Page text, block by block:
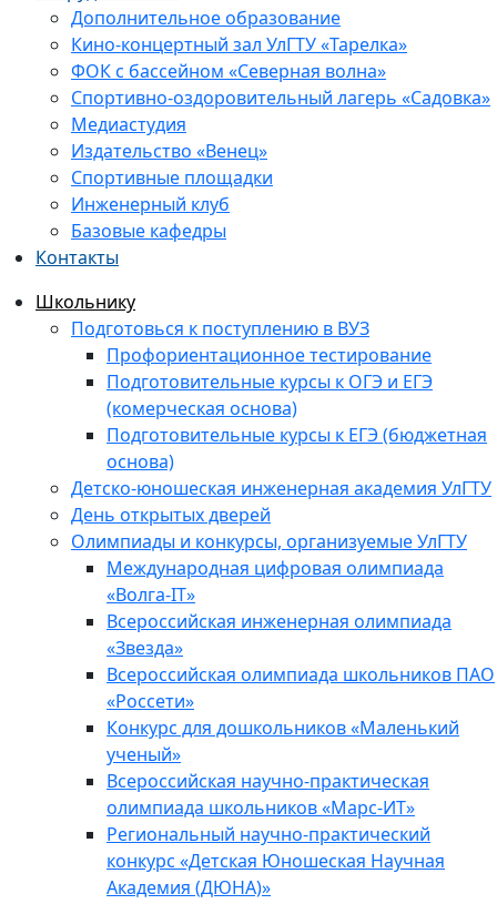
Дополнительное образование
Кино-концертный зал УлГТУ «Тарелка»
ФОК с бассейном «Северная волна»
Спортивно-оздоровительный лагерь «Садовка»
Медиастудия
Издательство «Венец»
Спортивные площадки
Инженерный клуб
Базовые кафедры
Контакты
Школьнику
Подготовься к поступлению в ВУЗ
Профориентационное тестирование
Подготовительные курсы к ОГЭ и ЕГЭ
(комерческая основа)
Подготовительные курсы к ЕГЭ (бюджетная
основа)
Детско-юношеская инженерная академия УлГТУ
День открытых дверей
Олимпиады и конкурсы, организуемые УлГТУ
Международная цифровая олимпиада
«Волга-IT»
Всероссийская инженерная олимпиада
«Звезда»
Всероссийская олимпиада школьников ПАО
«Россети»
Конкурс для дошкольников «Маленький
ученый»
Всероссийская научно-практическая
олимпиада школьников «Марс-ИТ»
Региональный научно-практический
конкурс «Детская Юношеская Научная
Академия (ДЮНА)»